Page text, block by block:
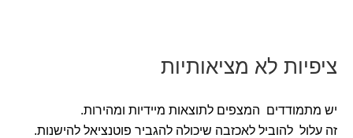
ציפיות לא מציאותיות
יש מתמודדים המצפים לתוצאות מיידיות ומהירות.
זה עלול להוביל לאכזבה שיכולה להגביר פוטנציאל להישנות.